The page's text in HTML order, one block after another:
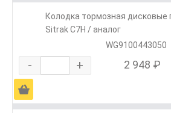
Колодка тормозная дисковые
Sitrak C7H / аналог
WG9100443050
- + 2 948 ₽
Ä